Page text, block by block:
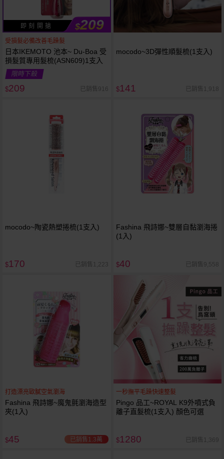
即 刻 開 搶 $209
受損髮必備改善毛躁髮
日本IKEMOTO 池本~ Du-Boa 受
損髮質專用髮梳(ASN609)1支入
限時下殺
$209 已銷售916
mocodo~3D彈性順髮梳(1支入)
$141 已銷售1,918
mocodo~陶瓷熱塑捲梳(1支入)
$170 已銷售1,223
Fashina 飛詩娜~雙層自黏瀏海捲
(1入)
$40 已銷售9,558
打造漂亮歐膩空氣瀏海
Fashina 飛詩娜~魔鬼氈瀏海造型
夾(1入)
$45 已銷售1.3萬
一秒撫平毛躁快速整髮
Pingo 品工~ROYAL K9外噴式負
離子直髮梳(1支入) 顏色可選
$1280 已銷售1,369